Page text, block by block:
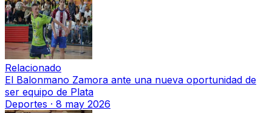
Relacionado
El Balonmano Zamora ante una nueva oportunidad de
ser equipo de Plata
Deportes · 8 may 2026